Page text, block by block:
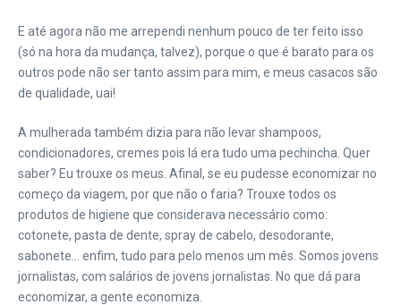
E até agora não me arrependi nenhum pouco de ter feito isso
(só na hora da mudança, talvez), porque o que é barato para os
outros pode não ser tanto assim para mim, e meus casacos são
de qualidade, uai!
A mulherada também dizia para não levar shampoos,
condicionadores, cremes pois lá era tudo uma pechincha. Quer
saber? Eu trouxe os meus. Afinal, se eu pudesse economizar no
começo da viagem, por que não o faria? Trouxe todos os
produtos de higiene que considerava necessário como:
cotonete, pasta de dente, spray de cabelo, desodorante,
sabonete… enfim, tudo para pelo menos um mês. Somos jovens
jornalistas, com salários de jovens jornalistas. No que dá para
economizar, a gente economiza.